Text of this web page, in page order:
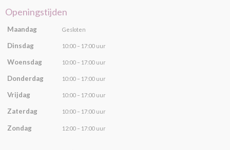
Openingstijden
Maandag Gesloten
Dinsdag 10:00 – 17:00 uur
Woensdag 10:00 – 17:00 uur
Donderdag 10:00 – 17:00 uur
Vrijdag 10:00 – 17:00 uur
Zaterdag 10:00 – 17:00 uur
Zondag 12:00 – 17:00 uur